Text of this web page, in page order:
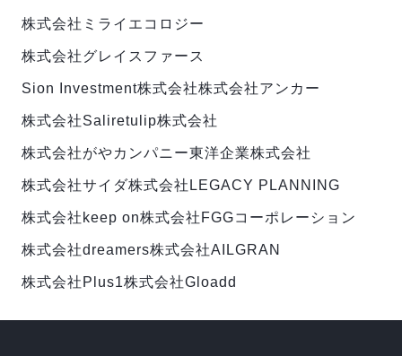
株式会社ミライエコロジー
株式会社グレイスファース
Sion Investment株式会社株式会社アンカー
株式会社Saliretulip株式会社
株式会社がやカンパニー東洋企業株式会社
株式会社サイダ株式会社LEGACY PLANNING
株式会社keep on株式会社FGGコーポレーション
株式会社dreamers株式会社AILGRAN
株式会社Plus1株式会社Gloadd